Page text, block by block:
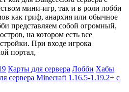
мини-игр, так и в роли лобби
как гриф, анархия или обычное
представляем собой огромный,
на котором есть все
При входе игрока
портал,
Карты для сервера Лобби Хабы